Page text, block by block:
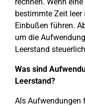
bestimmte Zeit
Einbußen führen.
um die
Leerstand
Was sind
Leerstand?
Als Aufwendungen